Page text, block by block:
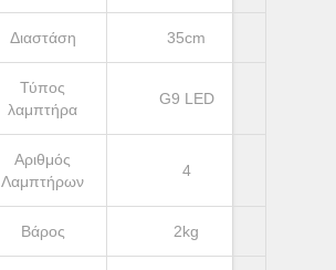
Διαστάση 35cm
Τύπος
λαμπτήρα
G9 LED
Αριθμός
Λαμπτήρων
4
Βάρος 2kg